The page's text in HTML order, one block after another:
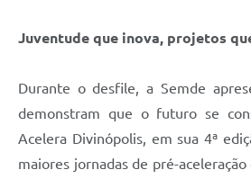
Juventude que inova, projetos
Durante o desfile, a Semde
demonstram que o futuro se
Acelera Divinópolis, em sua 4ª
maiores jornadas de pré-aceleração